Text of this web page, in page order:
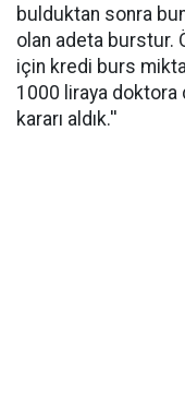
bulduktan sonra
olan adeta burstur.
için kredi burs
1000 liraya
kararı aldık.''